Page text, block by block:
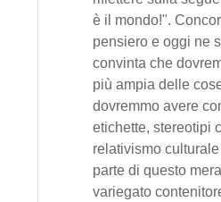
è il mondo!".
pensiero e oggi ne
convinta che
più ampia delle
dovremmo avere
etichette, stereotipi
relativismo
parte di questo
variegato